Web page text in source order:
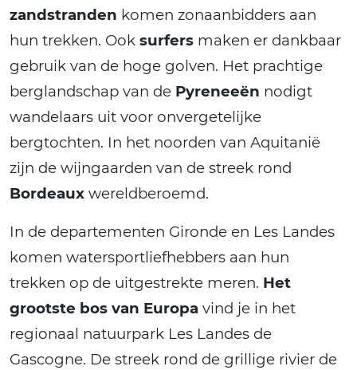
zandstranden komen zonaanbidders aan
hun trekken. Ook surfers maken er dankbaar
gebruik van de hoge golven. Het prachtige
berglandschap van de Pyreneeën nodigt
wandelaars uit voor onvergetelijke
bergtochten. In het noorden van Aquitanië
zijn de wijngaarden van de streek rond
Bordeaux wereldberoemd.
In de departementen Gironde en Les Landes
komen watersportliefhebbers aan hun
trekken op de uitgestrekte meren. Het
grootste bos van Europa vind je in het
regionaal natuurpark Les Landes de
Gascogne. De streek rond de grillige rivier de